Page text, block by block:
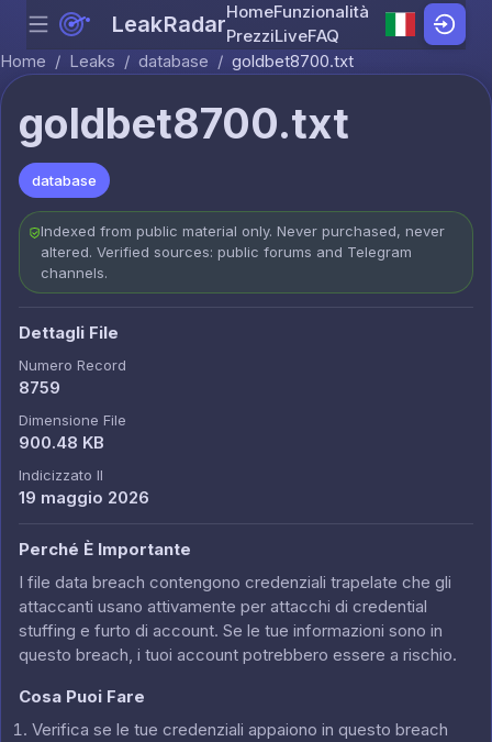
Skip to content
Menu LeakRadarHomeFunzionalità
PrezziLiveFAQ
Home / Leaks / database / goldbet8700.txt
goldbet8700.txt
database
Indexed from public material only. Never purchased, never
altered. Verified sources: public forums and Telegram
channels.
Dettagli File
Numero Record
8759
Dimensione File
900.48 KB
Indicizzato Il
19 maggio 2026
Perché È Importante
I file data breach contengono credenziali trapelate che gli
attaccanti usano attivamente per attacchi di credential
stuffing e furto di account. Se le tue informazioni sono in
questo breach, i tuoi account potrebbero essere a rischio.
Cosa Puoi Fare
Verifica se le tue credenziali appaiono in questo breach